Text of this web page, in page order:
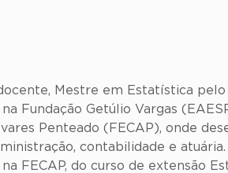
Mestre em Estatística
Fundação Getúlio Vargas
Penteado (FECAP), onde
contabilidade e
FECAP, do curso de extensão